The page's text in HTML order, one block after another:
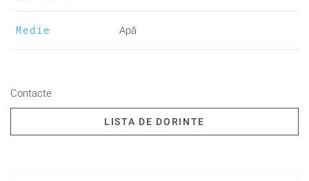
Medie Apă
Contacte
LISTA DE DORINTE